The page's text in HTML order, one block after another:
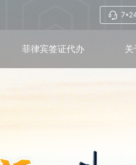
菲律宾签证代办 关